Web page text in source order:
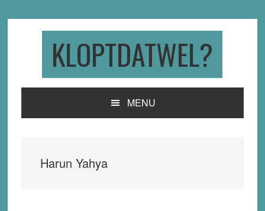
KLOPTDATWEL?
MENU
Harun Yahya